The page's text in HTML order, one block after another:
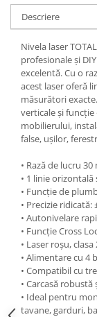
Rindele electrice
Accesorii rindele
Scule electrice
Accesorii pentru
Accesorii scule
Compresoare aer
Fierastrau sabie
Fierăstrău circular
Flexuri
Mixere mortar
Motoare electrice
Pistoale de bătut
Polizoare
Seturi aparate
Testere electrice
Unelte
Vibratoare pentru
Descriere
Nivela laser
profesionale și
excelentă. Cu o
acest laser oferă
măsurători
verticale și
mobilierului,
false, ușilor,
• Rază de lucru
• 1 linie
• Funcție de
• Precizie ridicată:
• Autonivelare
• Funcție Cross
• Laser roșu, clasa
• Alimentare cu 4
• Compatibil cu
• Carcasă
• Ideal pentru
tavane, garduri,